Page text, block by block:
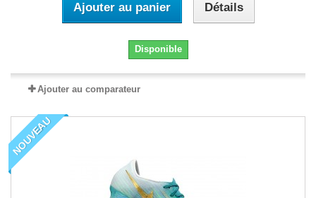
Ajouter au panier Détails
Disponible
Ajouter au comparateur
NOUVEAU